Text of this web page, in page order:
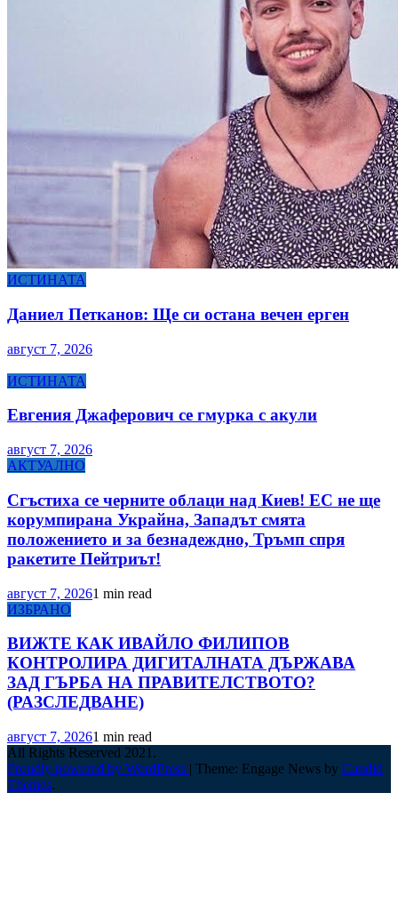
ИСТИНАТА
Даниел Петканов: Ще си остана вечен ерген
август 7, 2026
ИСТИНАТА
Евгения Джаферович се гмурка с акули
август 7, 2026
АКТУАЛНО
Сгъстиха се черните облаци над Киев! ЕС не ще
корумпирана Украйна, Западът смята
положението и за безнадеждно, Тръмп спря
ракетите Пейтриът!
август 7, 20261 min read
ИЗБРАНО
ВИЖТЕ КАК ИВАЙЛО ФИЛИПОВ
КОНТРОЛИРА ДИГИТАЛНАТА ДЪРЖАВА
ЗАД ГЪРБА НА ПРАВИТЕЛСТВОТО?
(РАЗСЛЕДВАНЕ)
август 7, 20261 min read
All Rights Reserved 2021.
Proudly powered by WordPress | Theme: Engage News by Candid
Themes.